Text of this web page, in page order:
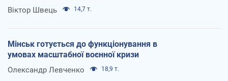
Віктор Швець 14,7 т.
Мінськ готується до функціонування в
умовах масштабної воєнної кризи
Олександр Левченко 18,9 т.